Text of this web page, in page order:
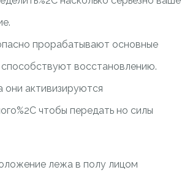
прорабатывают основные
восстановлению.
они активизируются
чтобы передать но силы
лежа в полу лицом